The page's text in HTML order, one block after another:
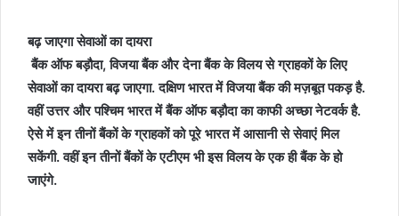
बढ़ जाएगा सेवाओं का दायरा
बैंक ऑफ बड़ौदा, विजया बैंक और देना बैंक के विलय से ग्राहकों के लिए
सेवाओं का दायरा बढ़ जाएगा. दक्षिण भारत में विजया बैंक की मज़बूत पकड़ है.
वहीं उत्तर और पश्चिम भारत में बैंक ऑफ बड़ौदा का काफी अच्छा नेटवर्क है.
ऐसे में इन तीनों बैंकों के ग्राहकों को पूरे भारत में आसानी से सेवाएं मिल
सकेंगी. वहीं इन तीनों बैंकों के एटीएम भी इस विलय के एक ही बैंक के हो
जाएंगे.